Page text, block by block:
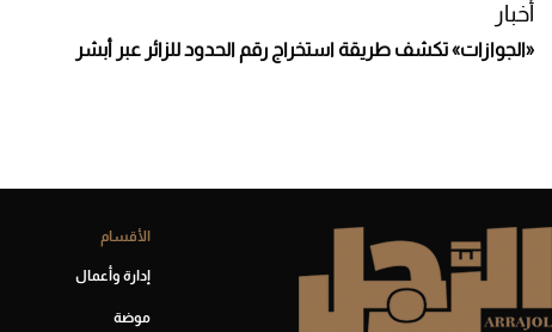
أخبار
«الجوازات» تكشف طريقة استخراج رقم الحدود للزائر عبر أبشر
الأقسام
إدارة وأعمال
موضة